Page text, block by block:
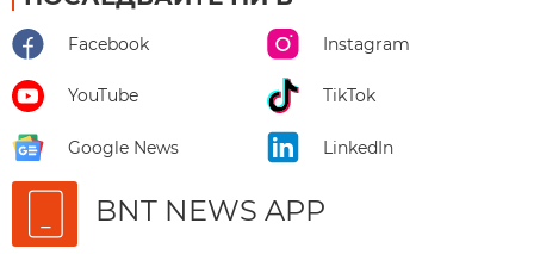
Facebook Instagram
YouTube TikTok
Google News LinkedIn
BNT NEWS APP